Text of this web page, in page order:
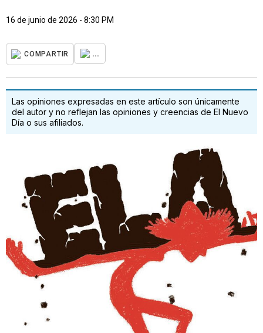
16 de junio de 2026 - 8:30 PM
COMPARTIR ...
Las opiniones expresadas en este artículo son únicamente
del autor y no reflejan las opiniones y creencias de El Nuevo
Día o sus afiliados.